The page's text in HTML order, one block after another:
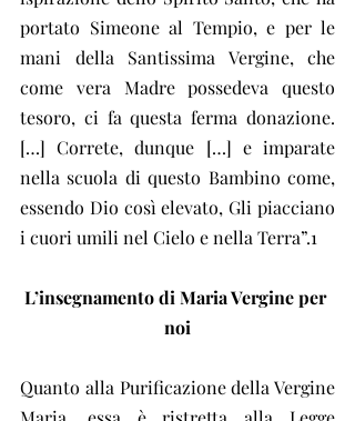
portato Simeone al Tempio, e per le
mani della Santissima Vergine, che
come vera Madre possedeva questo
tesoro, ci fa questa ferma donazione.
[…] Correte, dunque […] e imparate
nella scuola di questo Bambino come,
essendo Dio così elevato, Gli piacciano
i cuori umili nel Cielo e nella Terra”.1
L’insegnamento di Maria Vergine per
noi
Quanto alla Purificazione della Vergine